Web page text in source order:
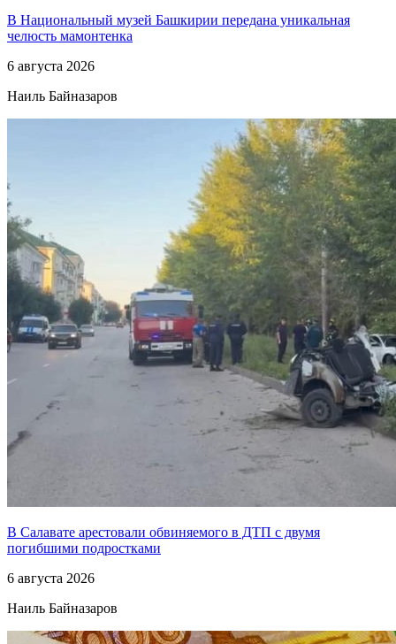
В Национальный музей Башкирии передана уникальная
челюсть мамонтенка
6 августа 2026
Наиль Байназаров
В Салавате арестовали обвиняемого в ДТП с двумя
погибшими подростками
6 августа 2026
Наиль Байназаров